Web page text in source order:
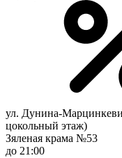
ул. Дунина-
цокольный этаж)
Зяленая крама №53
до 21:00